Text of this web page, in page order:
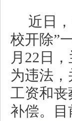
近日，
校开除”
月22日
为违法
工资和
补偿。